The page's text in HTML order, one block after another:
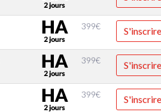
399€ S'inscrire
399€ S'inscrire
399€ S'inscrire